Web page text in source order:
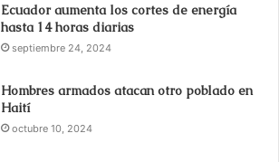
Ecuador aumenta los cortes de energía
hasta 14 horas diarias
septiembre 24, 2024
Hombres armados atacan otro poblado en
Haití
octubre 10, 2024